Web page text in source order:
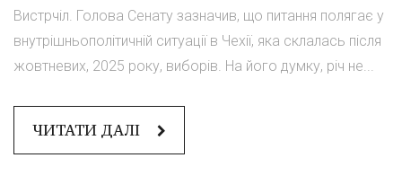
Вистрчіл. Голова Сенату зазначив, що питання полягає у
внутрішньополітичній ситуації в Чехії, яка склалась після
жовтневих, 2025 року, виборів. На його думку, річ не...
ЧИТАТИ ДАЛІ